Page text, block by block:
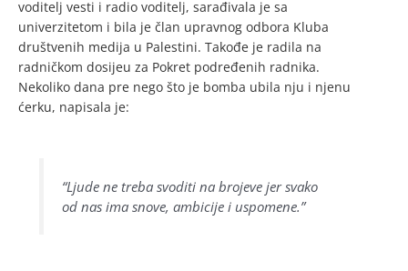
voditelj vesti i radio voditelj, sarađivala je sa
univerzitetom i bila je član upravnog odbora Kluba
društvenih medija u Palestini. Takođe je radila na
radničkom dosijeu za Pokret podređenih radnika.
Nekoliko dana pre nego što je bomba ubila nju i njenu
ćerku, napisala je:
“Ljude ne treba svoditi na brojeve jer svako
od nas ima snove, ambicije i uspomene.”